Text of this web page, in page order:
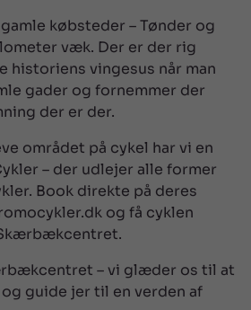
købsteder – Tønder og
væk. Der er der rig
historiens vingesus når man
gader og fornemmer der
der er der.
området på cykel har vi en
– der udlejer alle former
Book direkte på deres
og få cyklen
– vi glæder os til at
guide jer til en verden af